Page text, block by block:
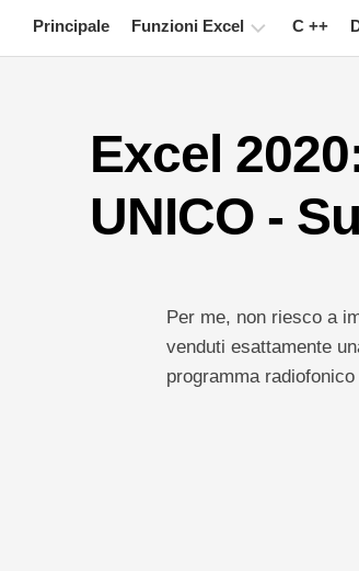
content
Principale Funzioni Excel
Suggerimenti
su
Formula
Tasti
rapidi
Lezioni
C ++
Excel
UNICO -
Per me, non riesco a
venduti esattamente
programma